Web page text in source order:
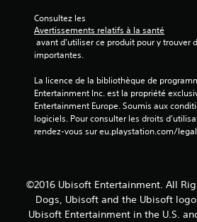
Consultez les
Avertissements relatifs à la santé
importantes.
La licence de la bibliothèque de
Entertainment Inc. est la propriété
Entertainment Europe. Soumis aux
logiciels. Pour consulter les droits
rendez-vous sur eu.playstation.com/
©2016 Ubisoft Entertainment. All
Dogs, Ubisoft and the Ubisoft
Ubisoft Entertainment in the U.S.